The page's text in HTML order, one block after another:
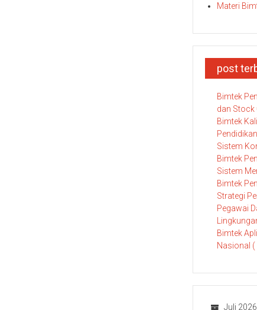
Materi
post
Bimtek
dan Stock
Bimtek
Sistem
Bimtek
Sistem
Bimtek
Strategi
Pegawai
Bimtek
Nasional (
Juli 2026